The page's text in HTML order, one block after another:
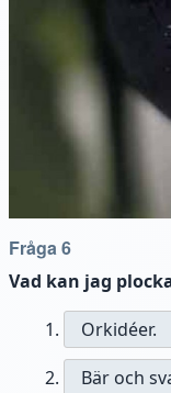
Fråga 6
Vad kan jag
Orkidéer.
Bär och